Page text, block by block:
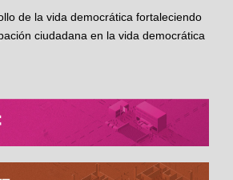
de la vida democrática fortaleciendo
ciudadana en la vida democrática